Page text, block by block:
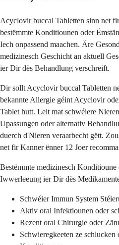
Acyclovir buccal Tabletten sinn net
bestëmmte Konditiounen oder
Iech onpassend maachen. Äre
medizinesch Geschicht an aktuell
ier Dir dës Behandlung verschreift.
Dir sollt Acyclovir buccal Tabletten
bekannte Allergie géint Acyclovir
Tablet hutt. Leit mat schwéiere
Upassungen oder alternativ
duerch d'Nieren veraarbecht gëtt.
net fir Kanner ënner 12 Joer
Bestëmmte medizinesch Konditioune
Iwwerleeung ier Dir dës
Schwéier Immun System
Aktiv oral Infektiounen oder
Rezent oral Chirurgie oder
Schwieregkeeten ze